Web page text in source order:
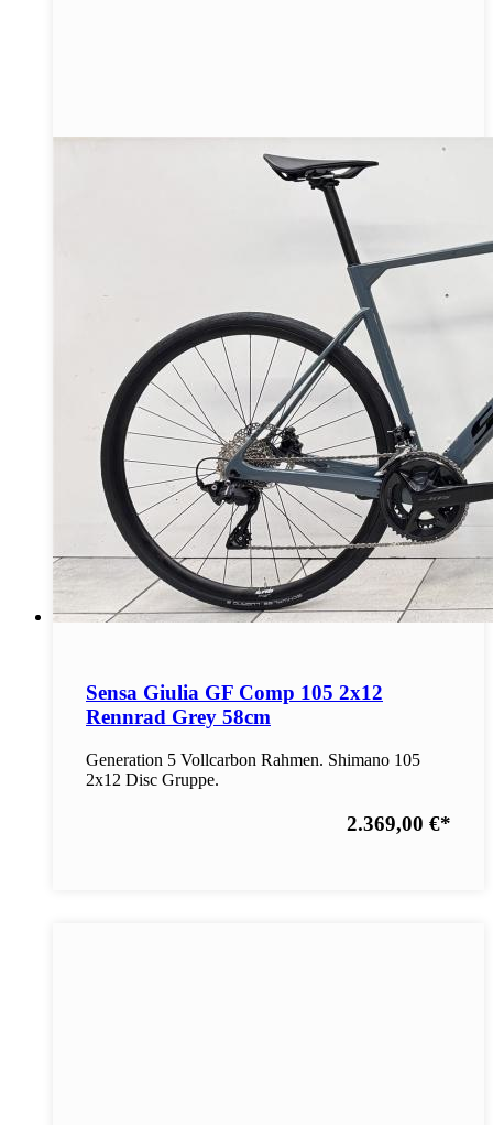
Sensa Giulia GF Comp 105 2x12
Rennrad Grey 58cm
Generation 5 Vollcarbon Rahmen. Shimano 105
2x12 Disc Gruppe.
2.369,00 €*